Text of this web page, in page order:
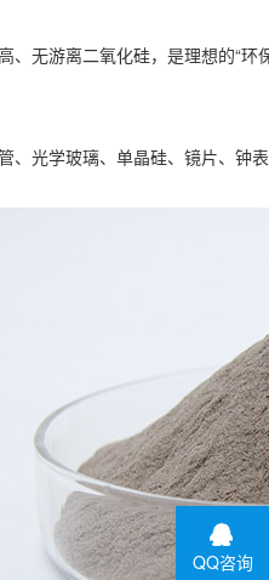
无游离二氧化硅，是理想的“环
、光学玻璃、单晶硅、镜片、钟
QQ咨询